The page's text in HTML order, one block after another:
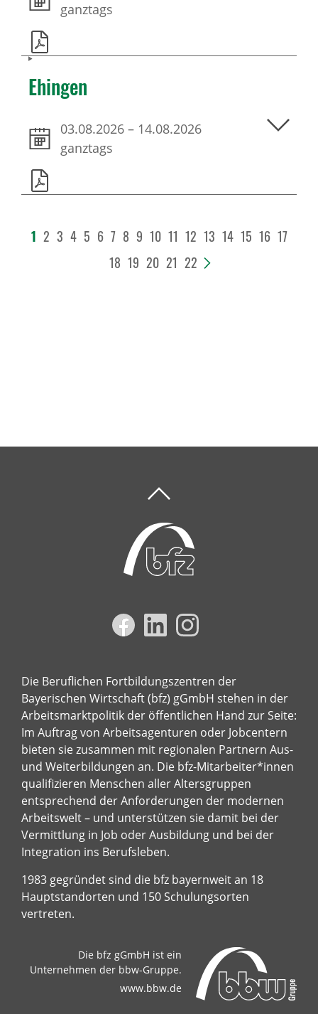
ganztags
Ehingen
03.08.2026 – 14.08.2026
ganztags
1 2 3 4 5 6 7 8 9 10 11 12 13 14 15 16 17
18 19 20 21 22 >
Die Beruflichen Fortbildungszentren der
Bayerischen Wirtschaft (bfz) gGmbH stehen in der
Arbeitsmarktpolitik der öffentlichen Hand zur Seite:
Im Auftrag von Arbeitsagenturen oder Jobcentern
bieten sie zusammen mit regionalen Partnern Aus-
und Weiterbildungen an. Die bfz-Mitarbeiter*innen
qualifizieren Menschen aller Altersgruppen
entsprechend der Anforderungen der modernen
Arbeitswelt – und unterstützen sie damit bei der
Vermittlung in Job oder Ausbildung und bei der
Integration ins Berufsleben.
1983 gegründet sind die bfz bayernweit an 18
Hauptstandorten und 150 Schulungsorten
vertreten.
Die bfz gGmbH ist ein
Unternehmen der bbw-Gruppe.
www.bbw.de